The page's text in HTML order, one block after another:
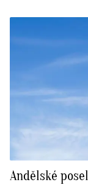
Andělské